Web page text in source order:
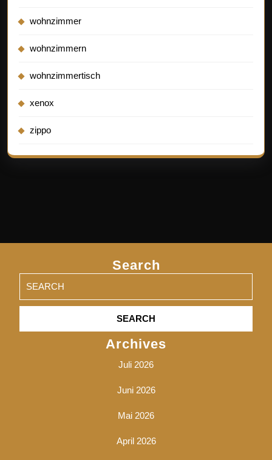
wohnzimmer
wohnzimmern
wohnzimmertisch
xenox
zippo
Search
for:
Archives
Juli 2026
Juni 2026
Mai 2026
April 2026